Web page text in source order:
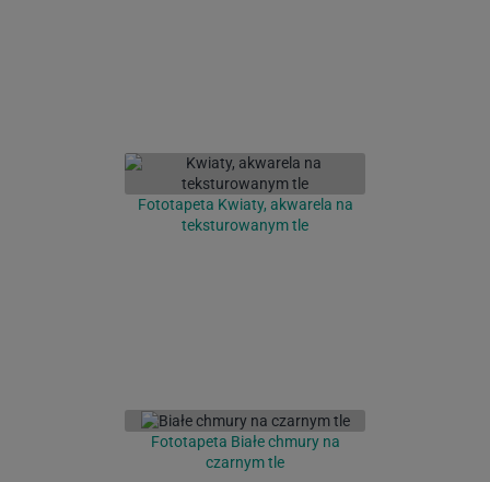
Fototapeta Kwiaty, akwarela na
teksturowanym tle
Fototapeta Białe chmury na
czarnym tle